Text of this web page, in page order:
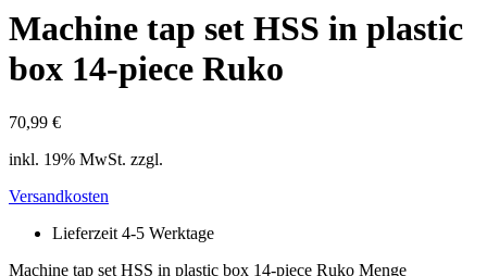
Machine tap set HSS in plastic
box 14-piece Ruko
70,99 €
inkl. 19% MwSt. zzgl.
Versandkosten
Lieferzeit 4-5 Werktage
Machine tap set HSS in plastic box 14-piece Ruko Menge